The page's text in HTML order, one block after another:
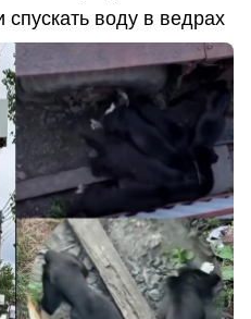
воду в ведрах